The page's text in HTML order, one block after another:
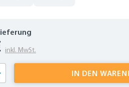
inkl. MwSt.
Anzahl: Gib den
IN DEN